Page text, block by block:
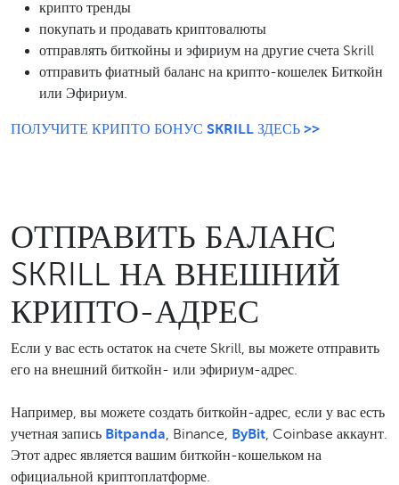
крипто тренды
покупать и продавать криптовалюты
отправлять биткойны и эфириум на другие счета Skrill
отправить фиатный баланс на крипто-кошелек Биткойн
или Эфириум.
ПОЛУЧИТЕ КРИПТО БОНУС SKRILL ЗДЕСЬ >>
ОТПРАВИТЬ БАЛАНС
SKRILL НА ВНЕШНИЙ
КРИПТО-АДРЕС
Если у вас есть остаток на счете Skrill, вы можете отправить
его на внешний биткойн- или эфириум-адрес.
Например, вы можете создать биткойн-адрес, если у вас есть
учетная запись Bitpanda , Binance, ByBit , Coinbase аккаунт.
Этот адрес является вашим биткойн-кошельком на
официальной криптоплатформе.